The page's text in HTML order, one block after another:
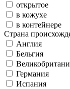
открытое
в кожухе
в контейнере
Страна
Англия
Бельгия
Германия
Испания